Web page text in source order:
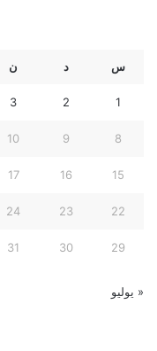
س د ن
1
2
3
8
9
10
15
16
17
22
23
24
29
30
31
« يوليو